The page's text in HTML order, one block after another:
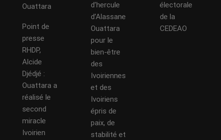
Ouattara
Point de
presse
RHDP,
Alcide
Djédjé :
Ouattara a
réalisé le
second
miracle
Ivoirien
d’hercule
d’Alassane
Ouattara
pour le
bien-être
des
Ivoiriennes
et des
Ivoiriens
épris de
paix, de
stabilité et
électorale
de la
CEDEAO